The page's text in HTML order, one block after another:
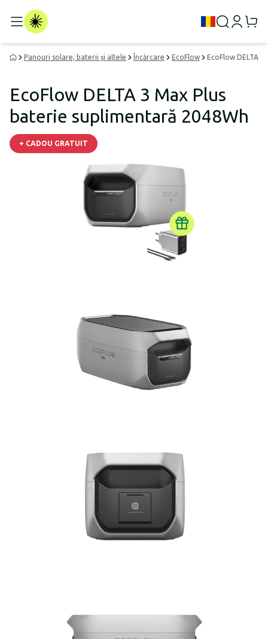
Panouri solare, baterii și altele Încărcare EcoFlow EcoFlow DELTA
EcoFlow DELTA 3 Max Plus
baterie suplimentară 2048Wh
+ CADOU GRATUIT